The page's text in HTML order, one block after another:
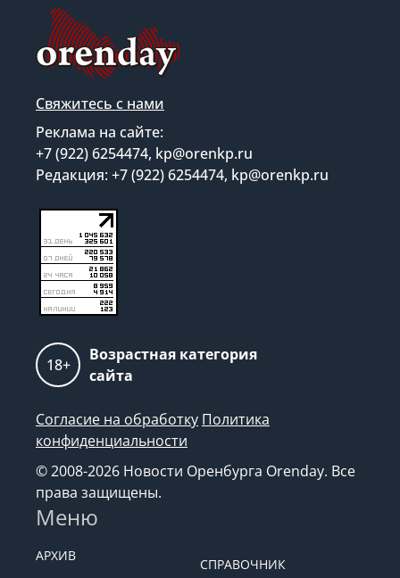
Свяжитесь с нами
Реклама на сайте:
+7 (922) 6254474, kp@orenkp.ru
Редакция: +7 (922) 6254474, kp@orenkp.ru
18+
Возрастная категория
сайта
Согласие на обработку Политика
конфиденциальности
© 2008-2026 Новости Оренбурга Orenday. Все
права защищены.
Меню
АРХИВ
СПРАВОЧНИК